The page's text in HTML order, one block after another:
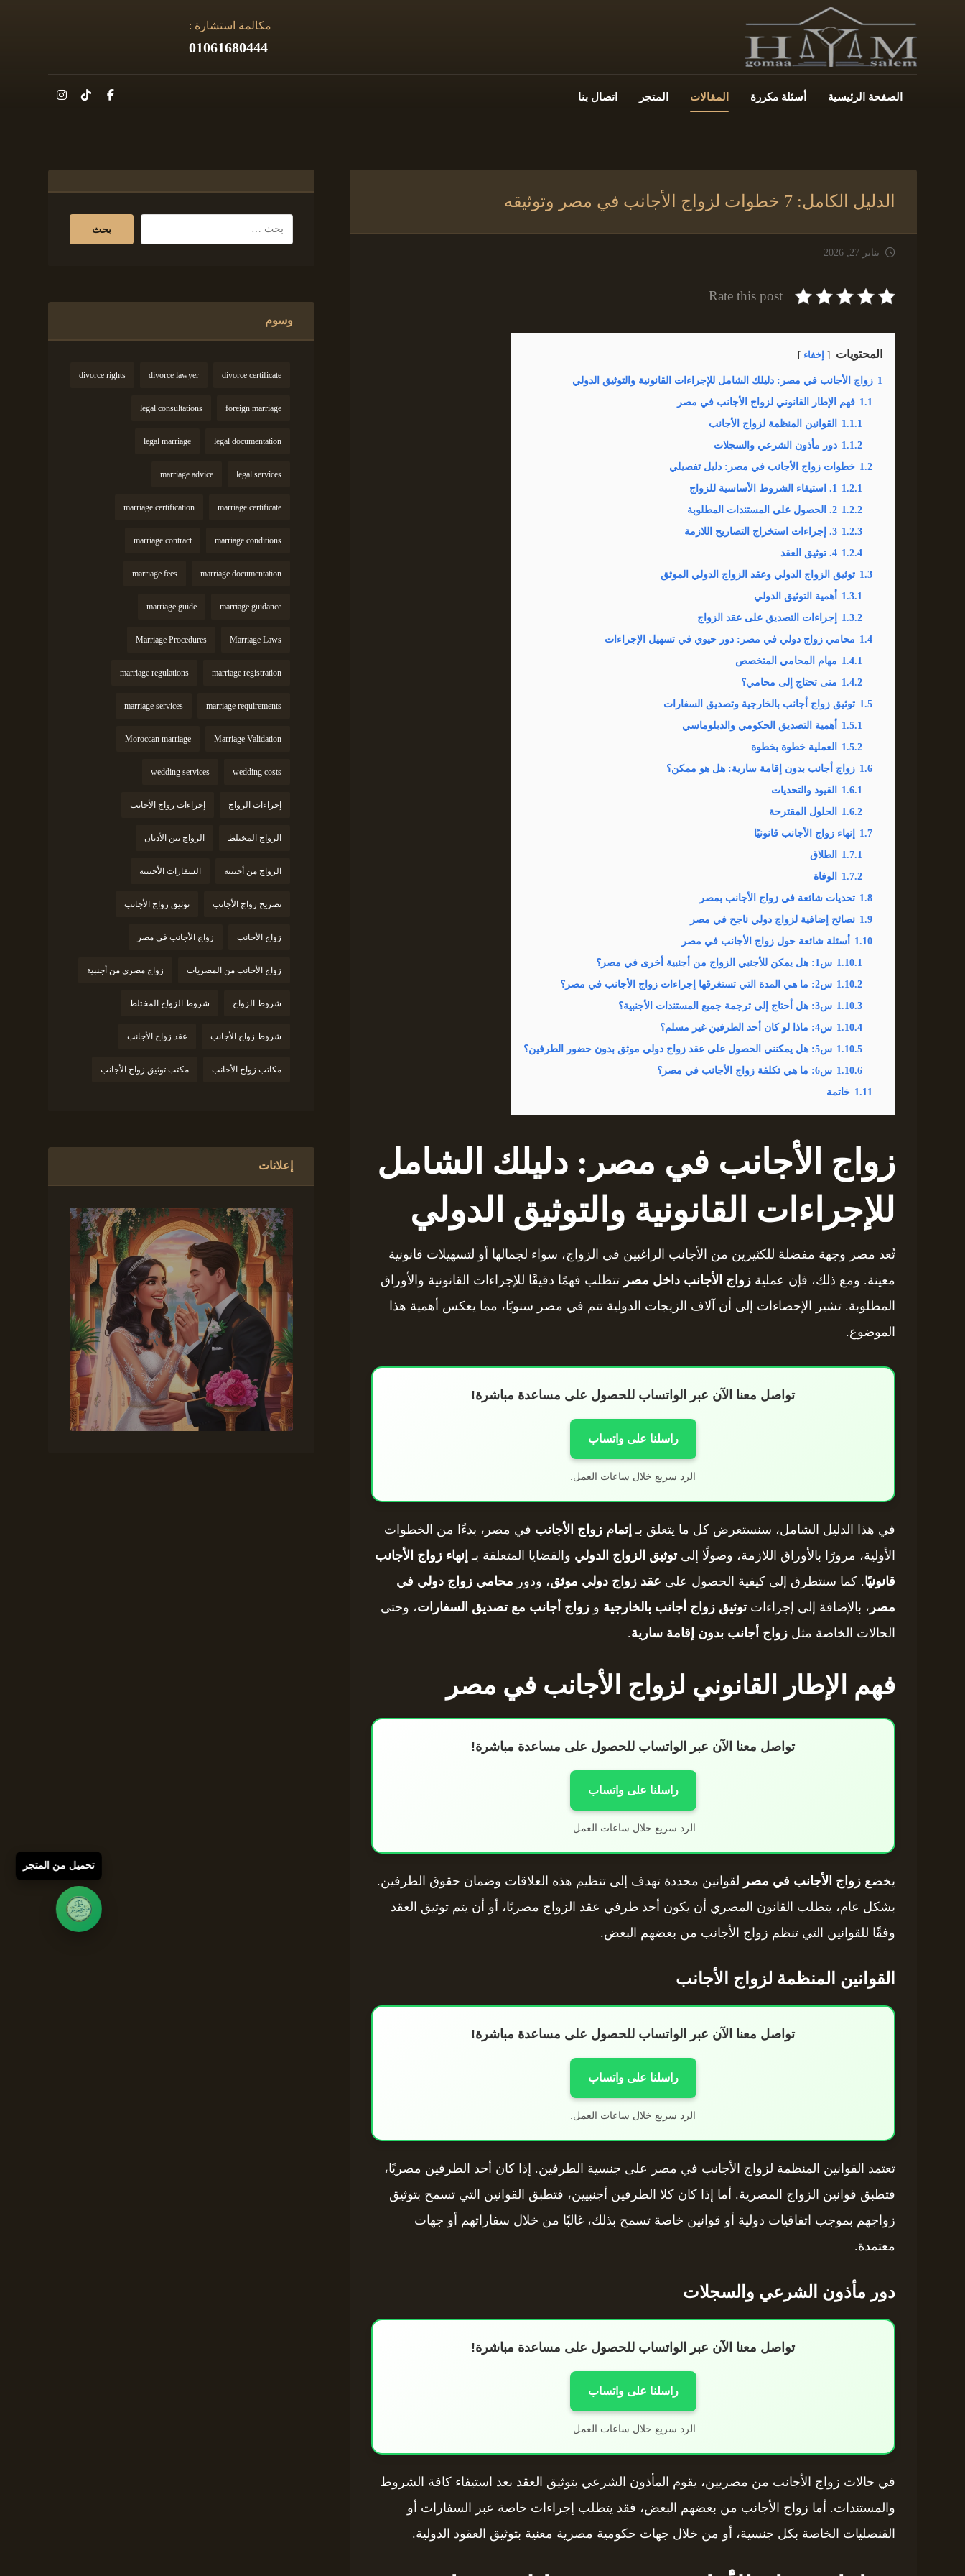
مكالمة استشارة :
01061680444
الصفحة الرئيسية أسئلة مكررة المقالات المتجر اتصال بنا
الدليل الكامل: 7 خطوات لزواج الأجانب في مصر وتوثيقه
يناير 27, 2026
Rate this post
المحتويات إخفاء
1 زواج الأجانب في مصر: دليلك الشامل للإجراءات القانونية والتوثيق الدولي
1.1 فهم الإطار القانوني لزواج الأجانب في مصر
1.1.1
القوانين المنظمة لزواج الأجانب
1.1.2 دور مأذون الشرعي والسجلات
1.2 خطوات زواج الأجانب في مصر: دليل تفصيلي
1.2.1 1. استيفاء الشروط الأساسية للزواج
1.2.2 2. الحصول على المستندات المطلوبة
1.2.3 3. إجراءات استخراج التصاريح اللازمة
1.2.4 4. توثيق العقد
1.3 توثيق الزواج الدولي وعقد الزواج الدولي الموثق
1.3.1
أهمية التوثيق الدولي
1.3.2
إجراءات التصديق على عقد الزواج
1.4 محامي زواج دولي في مصر: دور حيوي في تسهيل الإجراءات
1.4.1 مهام المحامي المتخصص
1.4.2 متى تحتاج إلى محامي؟
1.5 توثيق زواج أجانب بالخارجية وتصديق السفارات
1.5.1
أهمية التصديق الحكومي والدبلوماسي
1.5.2
العملية خطوة بخطوة
1.6 زواج أجانب بدون إقامة سارية: هل هو ممكن؟
1.6.1
القيود والتحديات
1.6.2
الحلول المقترحة
1.7
إنهاء زواج الأجانب قانونيًا
1.7.1
الطلاق
1.7.2
الوفاة
1.8 تحديات شائعة في زواج الأجانب بمصر
1.9 نصائح إضافية لزواج دولي ناجح في مصر
1.10
أسئلة شائعة حول زواج الأجانب في مصر
1.10.1 س1: هل يمكن للأجنبي الزواج من أجنبية أخرى في مصر؟
1.10.2 س2: ما هي المدة التي تستغرقها إجراءات زواج الأجانب في مصر؟
1.10.3 س3: هل أحتاج إلى ترجمة جميع المستندات الأجنبية؟
1.10.4 س4: ماذا لو كان أحد الطرفين غير مسلم؟
1.10.5 س5: هل يمكنني الحصول على عقد زواج دولي موثق بدون حضور الطرفين؟
1.10.6 س6: ما هي تكلفة زواج الأجانب في مصر؟
1.11 خاتمة
زواج الأجانب في مصر: دليلك الشامل
للإجراءات القانونية والتوثيق الدولي
تُعد مصر وجهة مفضلة للكثيرين من الأجانب الراغبين في الزواج، سواء لجمالها أو لتسهيلات قانونية
معينة. ومع ذلك، فإن عمليةزواج الأجانب داخل مصر تتطلب فهمًا دقيقًا للإجراءات القانونية والأوراق
المطلوبة. تشير الإحصاءات إلى أن آلاف الزيجات الدولية تتم في مصر سنويًا، مما يعكس أهمية هذا
الموضوع.
تواصل معنا الآن عبر الواتساب للحصول على مساعدة مباشرة!
راسلنا على واتساب
الرد سريع خلال ساعات العمل.
في هذا الدليل الشامل، سنستعرض كل ما يتعلق بـ إتمام زواج الأجانب في مصر، بدءًا من الخطوات
الأولية، مرورًا بالأوراق اللازمة، وصولًا إلىتوثيق الزواج الدولي والقضايا المتعلقة بـ إنهاء زواج الأجانب
قانونيًا. كما سنتطرق إلى كيفية الحصول على عقد زواج دولي موثق، ودور محامي زواج دولي في
مصر ، بالإضافة إلى إجراءاتتوثيق زواج أجانب بالخارجية وزواج أجانب مع تصديق السفارات، وحتى
الحالات الخاصة مثلزواج أجانب بدون إقامة سارية.
فهم الإطار القانوني لزواج الأجانب في مصر
تواصل معنا الآن عبر الواتساب للحصول على مساعدة مباشرة!
راسلنا على واتساب
الرد سريع خلال ساعات العمل.
يخضعزواج الأجانب في مصر لقوانين محددة تهدف إلى تنظيم هذه العلاقات وضمان حقوق الطرفين.
بشكل عام، يتطلب القانون المصري أن يكون أحد طرفي عقد الزواج مصريًا، أو أن يتم توثيق العقد
وفقًا للقوانين التي تنظم زواج الأجانب من بعضهم البعض.
القوانين المنظمة لزواج الأجانب
تواصل معنا الآن عبر الواتساب للحصول على مساعدة مباشرة!
راسلنا على واتساب
الرد سريع خلال ساعات العمل.
تعتمد القوانين المنظمة لزواج الأجانب في مصر على جنسية الطرفين. إذا كان أحد الطرفين مصريًا،
فتطبق قوانين الزواج المصرية. أما إذا كان كلا الطرفين أجنبيين، فتطبق القوانين التي تسمح بتوثيق
زواجهم بموجب اتفاقيات دولية أو قوانين خاصة تسمح بذلك، غالبًا من خلال سفاراتهم أو جهات
معتمدة.
دور مأذون الشرعي والسجلات
تواصل معنا الآن عبر الواتساب للحصول على مساعدة مباشرة!
راسلنا على واتساب
الرد سريع خلال ساعات العمل.
في حالات زواج الأجانب من مصريين، يقوم المأذون الشرعي بتوثيق العقد بعد استيفاء كافة الشروط
والمستندات. أما زواج الأجانب من بعضهم البعض، فقد يتطلب إجراءات خاصة عبر السفارات أو
القنصليات الخاصة بكل جنسية، أو من خلال جهات حكومية مصرية معنية بتوثيق العقود الدولية.
وسوم
divorce certificate
divorce lawyer
divorce rights
foreign marriage
legal consultations
legal documentation
legal marriage
legal services
marriage advice
marriage certificate
marriage certification
marriage conditions
marriage contract
marriage documentation
marriage fees
marriage guidance
marriage guide
Marriage Laws
Marriage Procedures
marriage registration
marriage regulations
marriage requirements
marriage services
Marriage Validation
Moroccan marriage
wedding costs
wedding services
إجراءات الزواج إجراءات زواج الأجانب
الزواج المختلط الزواج بين الأديان
الزواج من أجنبية السفارات الأجنبية
تصريح زواج الأجانب توثيق زواج الأجانب
زواج الأجانب زواج الأجانب في مصر
زواج الأجانب من المصريات زواج مصري من أجنبية
شروط الزواج شروط الزواج المختلط
شروط زواج الأجانب عقد زواج الأجانب
مكاتب زواج الأجانب مكتب توثيق زواج الأجانب
إعلانات
تحميل من المتجر